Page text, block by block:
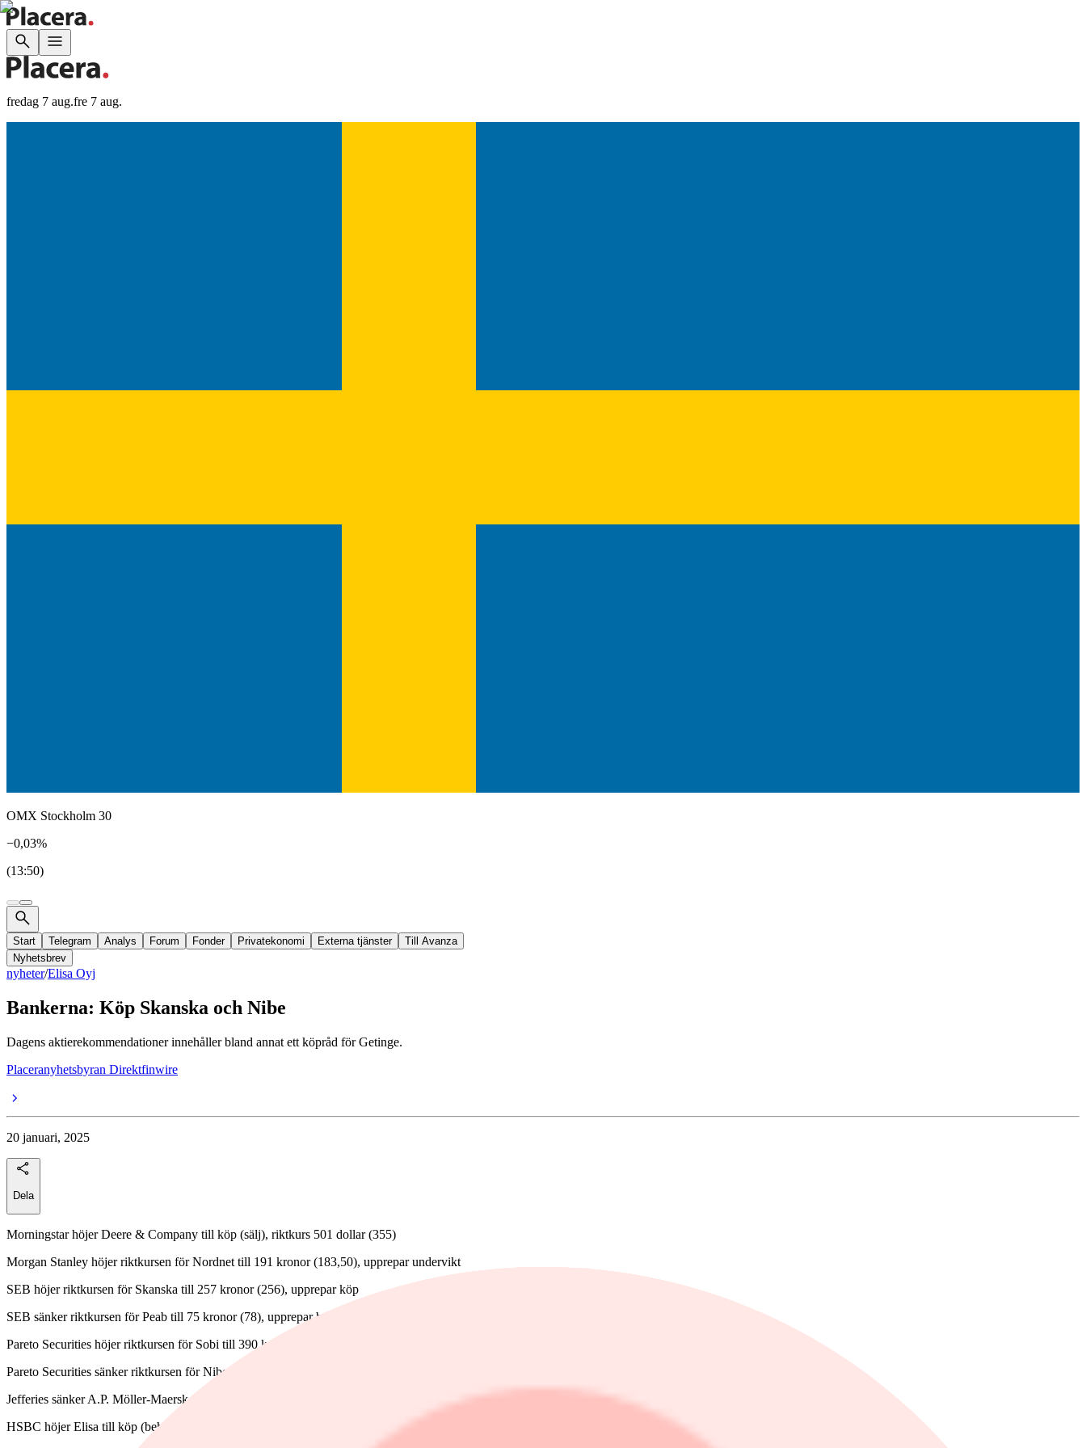
fredag 7 aug.fre 7 aug.
OMX Stockholm 30
−0,03%
(13:50)
Start Telegram Analys Forum Fonder Privatekonomi Externa tjänster
Till Avanza
Nyhetsbrev
nyheter/Elisa Oyj
Bankerna: Köp Skanska och Nibe
Dagens aktierekommendationer innehåller bland annat ett köpråd för Getinge.
Placeranyhetsbyran Direktfinwire
20 januari, 2025
Dela
Morningstar höjer Deere & Company till köp (sälj), riktkurs 501 dollar (355)
Morgan Stanley höjer riktkursen för Nordnet till 191 kronor (183,50), upprepar undervikt
SEB höjer riktkursen för Skanska till 257 kronor (256), upprepar köp
SEB sänker riktkursen för Peab till 75 kronor (78), upprepar behåll
Pareto Securities höjer riktkursen för Sobi till 390 kronor (385), upprepar köp
Pareto Securities sänker riktkursen för Nibe till 50 kronor (65), upprepar köp
Jefferies sänker A.P. Möller-Maersk till behåll (köp), riktkurs 11 500 danska kronor (15 000)
HSBC höjer Elisa till köp (behåll), riktkurs 50 euro